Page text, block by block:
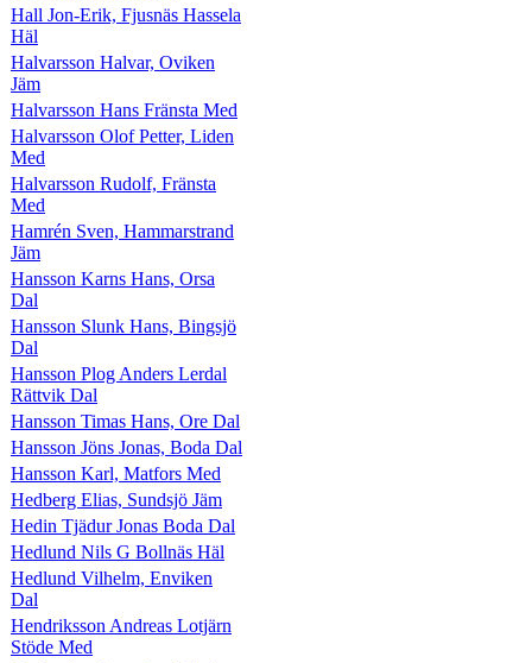
Hall Jon-Erik, Fjusnäs Hassela
Häl
Halvarsson Halvar, Oviken
Jäm
Halvarsson Hans Fränsta Med
Halvarsson Olof Petter, Liden
Med
Halvarsson Rudolf, Fränsta
Med
Hamrén Sven, Hammarstrand
Jäm
Hansson Karns Hans, Orsa
Dal
Hansson Slunk Hans, Bingsjö
Dal
Hansson Plog Anders Lerdal
Rättvik Dal
Hansson Timas Hans, Ore Dal
Hansson Jöns Jonas, Boda Dal
Hansson Karl, Matfors Med
Hedberg Elias, Sundsjö Jäm
Hedin Tjädur Jonas Boda Dal
Hedlund Nils G Bollnäs Häl
Hedlund Vilhelm, Enviken
Dal
Hendriksson Andreas Lotjärn
Stöde Med